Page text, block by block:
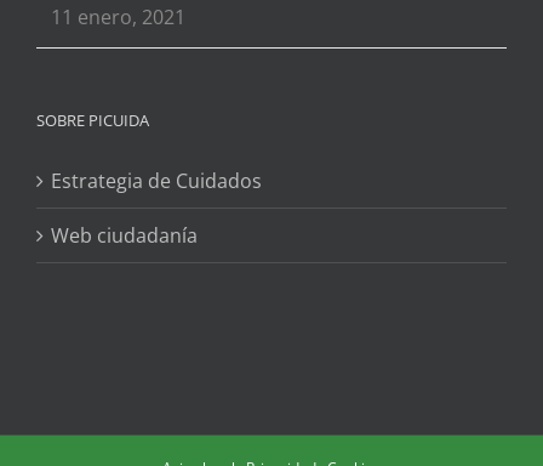
11 enero, 2021
SOBRE PICUIDA
Estrategia de Cuidados
Web ciudadanía